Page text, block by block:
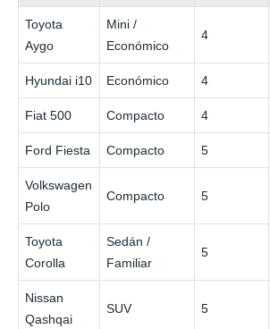
Toyota
Aygo
Mini /
Económico
4
Hyundai i10 Económico 4
Fiat 500 Compacto 4
Ford Fiesta Compacto 5
Volkswagen
Polo
Compacto 5
Toyota
Corolla
Sedán /
Familiar
5
Nissan
Qashqai
SUV 5